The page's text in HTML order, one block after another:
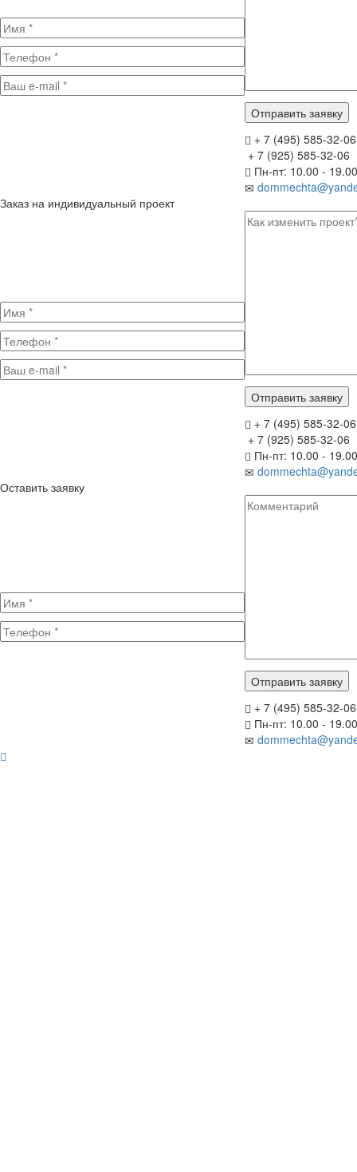
+ 7 (495) 585-32-06
+ 7 (925) 585-32-06
Пн-пт: 10.00 - 19.00
Заказ на индивидуальный проект
+ 7 (495) 585-32-06
+ 7 (925) 585-32-06
Пн-пт: 10.00 - 19.00
Оставить заявку
+ 7 (495) 585-32-06
Пн-пт: 10.00 - 19.00